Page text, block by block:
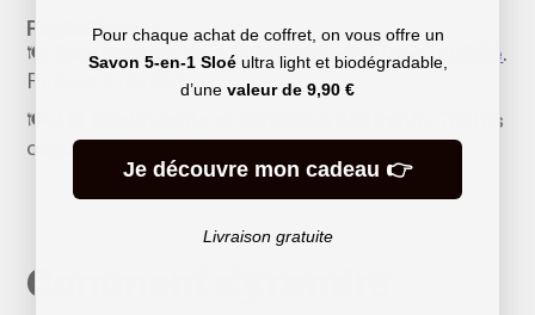
Ravitaillement
🍽️ Restauration possible le midi aurefuge du Sélé.
Pensez à réserver.
🍽️ / 🛒 Restaurants et épicerie à Ailefroide. Toutes
commodités à Vallouise.
Comment s'y rendre
Pour chaque achat de coffret, on vous offre un
Savon 5-en-1 Sloéultra light et biodégradable,
d’une valeur de 9,90 €
Je découvre mon cadeau 👉
Livraison gratuite